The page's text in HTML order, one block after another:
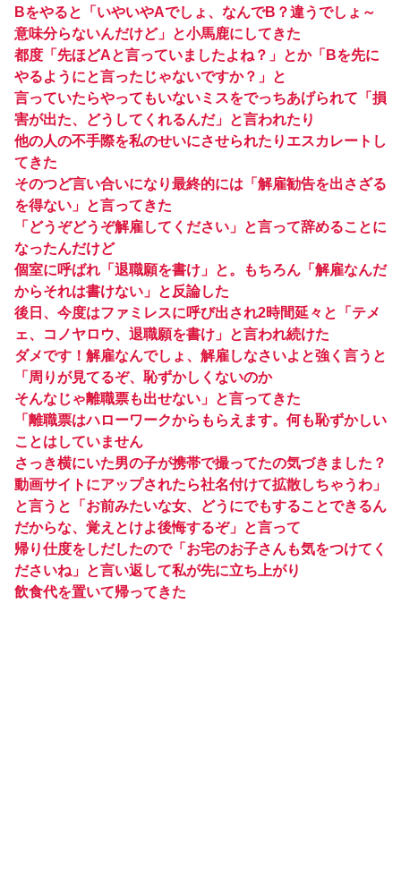
Bをやると「いやいやAでしょ、なんでB？違うでしょ～
意味分らないんだけど」と小馬鹿にしてきた
都度「先ほどAと言っていましたよね？」とか「Bを先に
やるようにと言ったじゃないですか？」と
言っていたらやってもいないミスをでっちあげられて「損
害が出た、どうしてくれるんだ」と言われたり
他の人の不手際を私のせいにさせられたりエスカレートし
てきた
そのつど言い合いになり最終的には「解雇勧告を出さざる
を得ない」と言ってきた
「どうぞどうぞ解雇してください」と言って辞めることに
なったんだけど
個室に呼ばれ「退職願を書け」と。もちろん「解雇なんだ
からそれは書けない」と反論した
後日、今度はファミレスに呼び出され2時間延々と「テメ
ェ、コノヤロウ、退職願を書け」と言われ続けた
ダメです！解雇なんでしょ、解雇しなさいよと強く言うと
「周りが見てるぞ、恥ずかしくないのか
そんなじゃ離職票も出せない」と言ってきた
「離職票はハローワークからもらえます。何も恥ずかしい
ことはしていません
さっき横にいた男の子が携帯で撮ってたの気づきました？
動画サイトにアップされたら社名付けて拡散しちゃうわ」
と言うと「お前みたいな女、どうにでもすることできるん
だからな、覚えとけよ後悔するぞ」と言って
帰り仕度をしだしたので「お宅のお子さんも気をつけてく
ださいね」と言い返して私が先に立ち上がり
飲食代を置いて帰ってきた